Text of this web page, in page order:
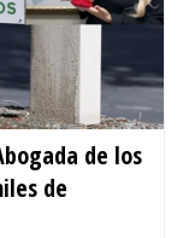
de los
de